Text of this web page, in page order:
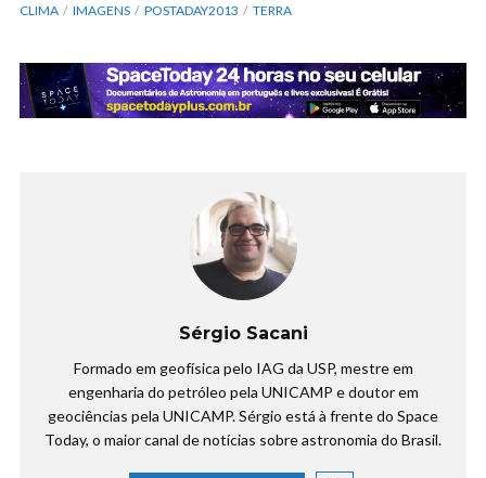
CLIMA IMAGENS POSTADAY2013 TERRA
Sérgio Sacani
Formado em geofísica pelo IAG da USP, mestre em
engenharia do petróleo pela UNICAMP e doutor em
geociências pela UNICAMP. Sérgio está à frente do Space
Today, o maior canal de notícias sobre astronomia do Brasil.